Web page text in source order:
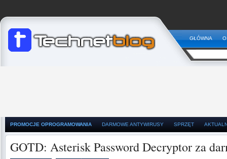
GŁÓWNA
PROMOCJE OPROGRAMOWANIA DARMOWE ANTYWIRUSY SPRZĘT
GOTD: Asterisk Password Decryptor za